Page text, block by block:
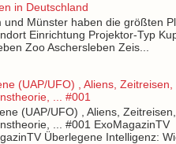
in Deutschland
und Münster haben die größten
Einrichtung Projektor-Typ
Zoo Aschersleben Zeis...
(UAP/UFO) , Aliens, Zeitreisen,
... #001
(UAP/UFO) , Aliens, Zeitreisen,
... #001 ExoMagazinTV
Überlegene Intelligenz: